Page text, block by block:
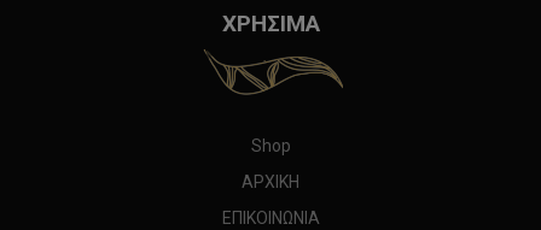
ΧΡΗΣΙΜΑ
Shop
ΑΡΧΙΚΗ
ΕΠΙΚΟΙΝΩΝΙΑ